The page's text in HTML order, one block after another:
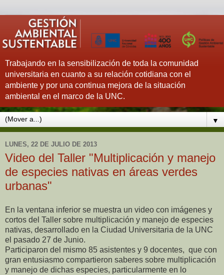
Trabajando en la sensibilización de toda la comunidad
universitaria en cuanto a su relación cotidiana con el
ambiente y por una continua mejora de la situación
ambiental en el marco de la UNC.
▼
LUNES, 22 DE JULIO DE 2013
Video del Taller "Multiplicación y manejo
de especies nativas en áreas verdes
urbanas"
En la ventana inferior se muestra un video con imágenes y
cortos del Taller sobre multiplicación y manejo de especies
nativas, desarrollado en la Ciudad Universitaria de la UNC
el pasado 27 de Junio.
Participaron del mismo 85 asistentes y 9 docentes, que con
gran entusiasmo compartieron saberes sobre multiplicación
y manejo de dichas especies, particularmente en lo